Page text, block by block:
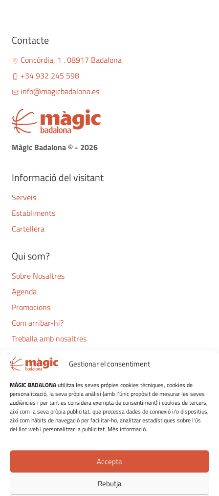
Gestionar el consentiment
MÀGIC BADALONAutilitza les seves pròpies cookies tècniques, cookies de
personalització, la seva pròpia anàlisi (amb l'únic propòsit de mesurar les seves
audiències i per tant es considera exempta de consentiment) i cookies de tercers,
així com la seva pròpia publicitat, que processa dades de connexió i/o dispositius,
així com hàbits de navegació per facilitar-ho, analitzar estadístiques sobre l'ús
del lloc web i personalitzar la publicitat. Més informació.
Accepta
Rebutja
Contacte
Concòrdia, 1 . 08917 Badalona
+34 932 245 598
info@magicbadalona.es
Màgic Badalona © - 2026
Informació del visitant
Serveis
Establiments
Cartellera
Qui som?
Sobre Nosaltres
Agenda
Promocions
Com arribar-hi?
Treballa amb nosaltres
Contacte
Navegació
Oci
Restauració
Botigues
Plànol de Botigues